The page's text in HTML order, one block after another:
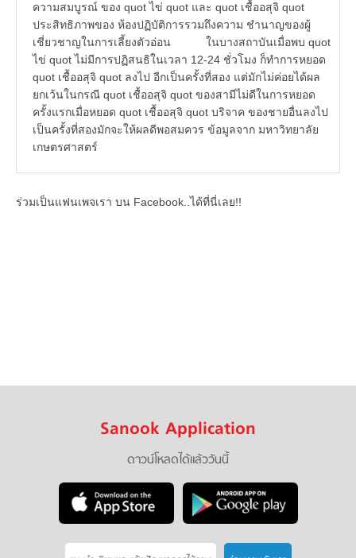
ความสมบูรณ์ ของ quot ไข่ quot และ quot เชื้ออสุจิ quot
ประสิทธิภาพของ ห้องปฏิบัติการรวมถึงความ ชำนาญของผู้
เชี่ยวชาญในการเลี้ยงตัวอ่อน ในบางสถาบันเมื่อพบ quot
ไข่ quot ไม่มีการปฏิสนธิในเวลา 12-24 ชั่วโมง ก็ทำการหยอด
quot เชื้ออสุจิ quot ลงไป อีกเป็นครั้งที่สอง แต่มักไม่ค่อยได้ผล
ยกเว้นในกรณี quot เชื้ออสุจิ quot ของสามีไม่ดีในการหยอด
ครั้งแรกเมื่อหยอด quot เชื้ออสุจิ quot บริจาค ของชายอื่นลงไป
เป็นครั้งที่สองมักจะให้ผลดีพอสมควร ข้อมูลจาก มหาวิทยาลัย
เกษตรศาสตร์
ร่วมเป็นแฟนเพจเรา บน Facebook..ได้ที่นี่เลย!!
Sanook Application
ดาวน์โหลดได้แล้ววันนี้